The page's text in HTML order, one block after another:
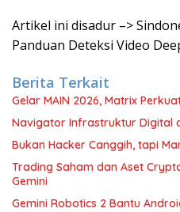
Artikel ini disadur –>
Panduan Deteksi Video
Berita Terkait
Gelar MAIN 2026, Matrix
Navigator Infrastruktur Digital
Bukan Hacker Canggih, tapi
Trading Saham dan Aset
Gemini
Gemini Robotics 2 Bantu